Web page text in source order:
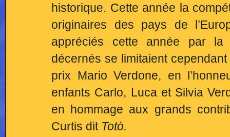
historique. Cette année la
originaires des pays de
appréciés cette année par la
décernés se limitaient
prix Mario Verdone, en
enfants Carlo, Luca et Silvia
en hommage aux grands
Curtis dit Totò.